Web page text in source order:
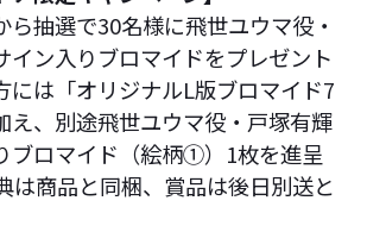
ら抽選で30名様に飛世ユウマ役・
イン入りブロマイドをプレゼント
は「オリジナルL版ブロマイド7
え、別途飛世ユウマ役・戸塚有輝
ブロマイド（絵柄①）1枚を進呈
は商品と同梱、賞品は後日別送と